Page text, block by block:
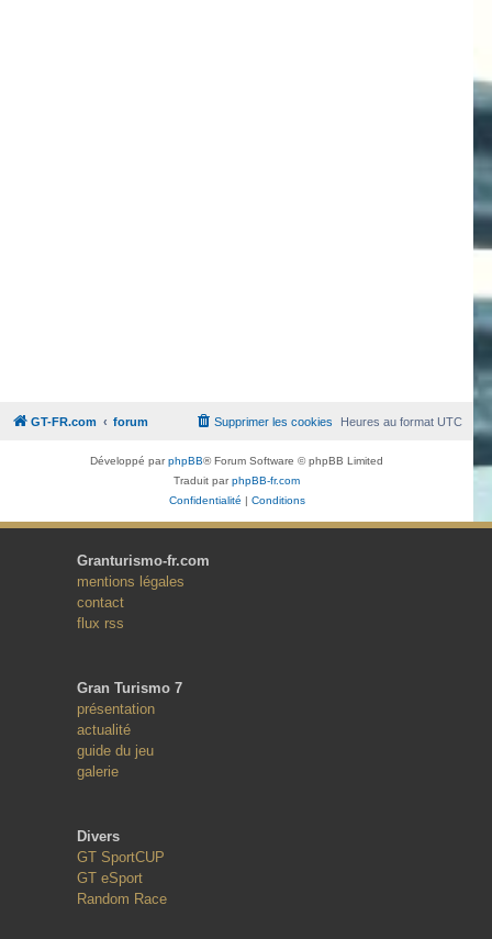
GT-FR.com forum Heures au formatUTC
Supprimer les cookies
Développé parphpBB® Forum Software © phpBB Limited
Traduit parphpBB-fr.com
Confidentialité
Conditions
Granturismo-fr.com
mentions légales
contact
flux rss
Gran Turismo 7
présentation
actualité
guide du jeu
galerie
Divers
GT SportCUP
GT eSport
Random Race